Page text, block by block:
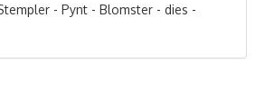
- Pynt - Blomster - dies -